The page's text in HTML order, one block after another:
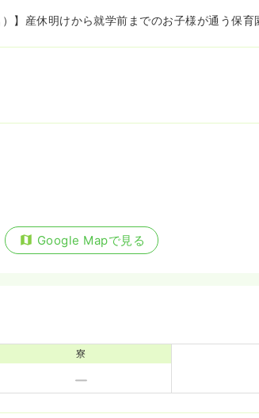
】産休明けから就学前までのお子様が通う保育
Google Mapで見る
寮